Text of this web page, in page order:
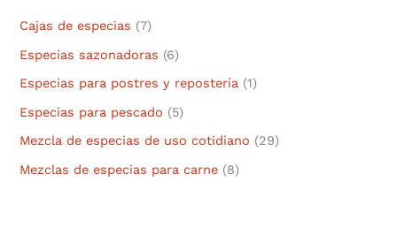
Cajas de especias (7)
Especias sazonadoras (6)
Especias para postres y repostería (1)
Especias para pescado (5)
Mezcla de especias de uso cotidiano (29)
Mezclas de especias para carne (8)